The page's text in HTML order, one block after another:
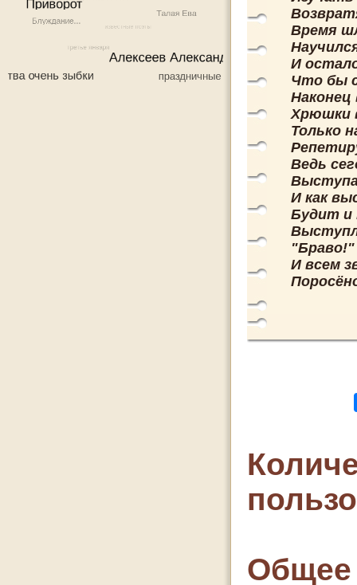
Время
И
Что бы
Наконец
Хрюшки
Только
Ведь
И как
Будит и
"Браво!"
И всем
Общее